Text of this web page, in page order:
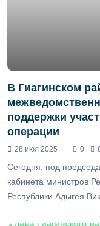
В Гиагинском
поддержки
операции
28 июл 2025 0
Сегодня, под
кабинета министров
Республики Адыгея